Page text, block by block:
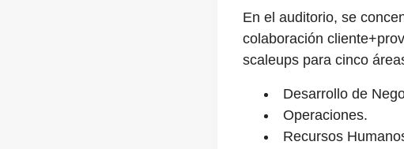
En el auditorio, se
colaboración
scaleups para cinco
Desarrollo de
Operaciones.
Recursos